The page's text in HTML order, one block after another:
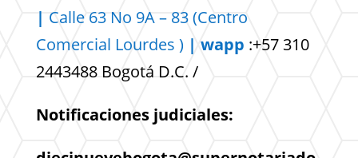
| Calle 63 No 9A – 83 (Centro
Comercial Lourdes ) | wapp :+57 310
2443488 Bogotá D.C. /
Notificaciones judiciales: